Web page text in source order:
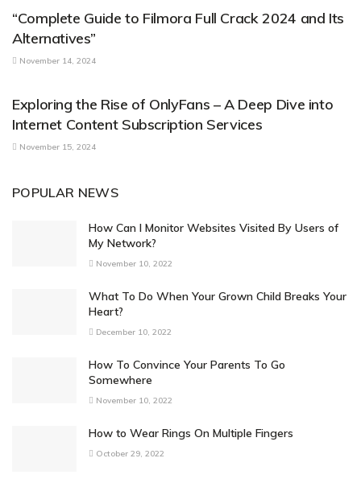
“Complete Guide to Filmora Full Crack 2024 and Its
Alternatives”
November 14, 2024
Exploring the Rise of OnlyFans – A Deep Dive into
Internet Content Subscription Services
November 15, 2024
POPULAR NEWS
How Can I Monitor Websites Visited By Users of
My Network?
November 10, 2022
What To Do When Your Grown Child Breaks Your
Heart?
December 10, 2022
How To Convince Your Parents To Go
Somewhere
November 10, 2022
How to Wear Rings On Multiple Fingers
October 29, 2022